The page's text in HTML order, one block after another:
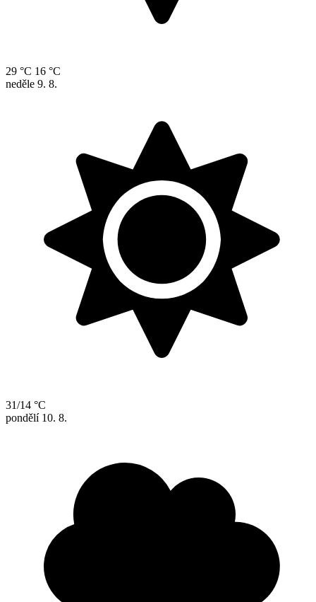
29 °C 16 °C
neděle 9. 8.
31/14 °C
pondělí 10. 8.